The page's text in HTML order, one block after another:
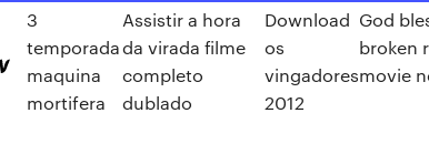
3
temporada
maquina
mortifera
Assistir a hora
da virada filme
completo
dublado
Download
os
vingadores
2012
God
broken
movie